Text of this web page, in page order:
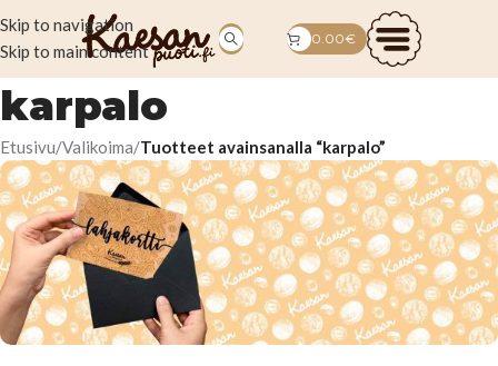
Skip to navigation
Skip to main content
0.00€
karpalo
Etusivu/Valikoima/Tuotteet avainsanalla “karpalo”